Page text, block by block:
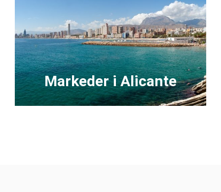
Markeder i Alicante